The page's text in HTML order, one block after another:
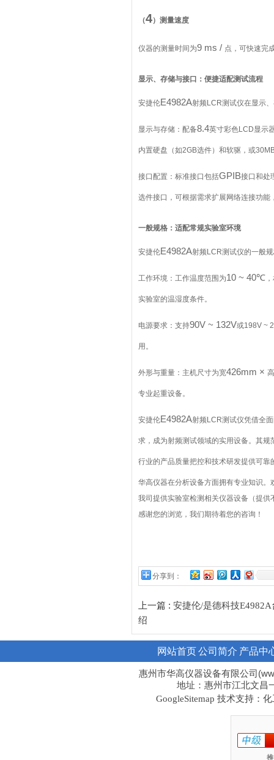
（4）测量速度
仪器的测量时间为9 ms / 点，可快速完
显示、存储与接口：便捷适配测试流程
安捷伦E4982A射频LCR测试仪在显示
显示与存储：配备8.4英寸彩色LCD显示
内置硬盘（如2GB选件）和软驱，或
接口配置：标准接口包括GPIB接口和处
选件接口，可根据需求扩展网络连接功
一般规格：适配常规实验室环境
安捷伦E4982A射频LCR测试仪的一般
工作环境：工作温度范围为10 ~ 40℃
实验室的温湿度条件。
电源要求：支持90V ~ 132V或198V ~
用。
外形与重量：主机尺寸为宽426mm × 高
专业起重设备。
安捷伦E4982A射频LCR测试仪凭借全
求，成为射频测试领域的实用设备。其
行业的产品质量把控和技术研发提供可靠
华高仪器在分析设备方面拥有专业知识
我司提供实验室检测相关仪器设备（提
感谢您的浏览，我们期待着您的咨询！
分享到：
上一篇 : 安捷伦/是德科技
绍
网站首页公司简介 产品中
惠州市华高仪器设备有限公司
地址：惠州市江北文昌
GoogleSitemap 技术支持：